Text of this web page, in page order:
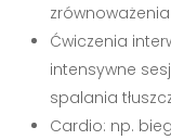
Ćwiczenia
intensywne
spalania
Cardio: np.